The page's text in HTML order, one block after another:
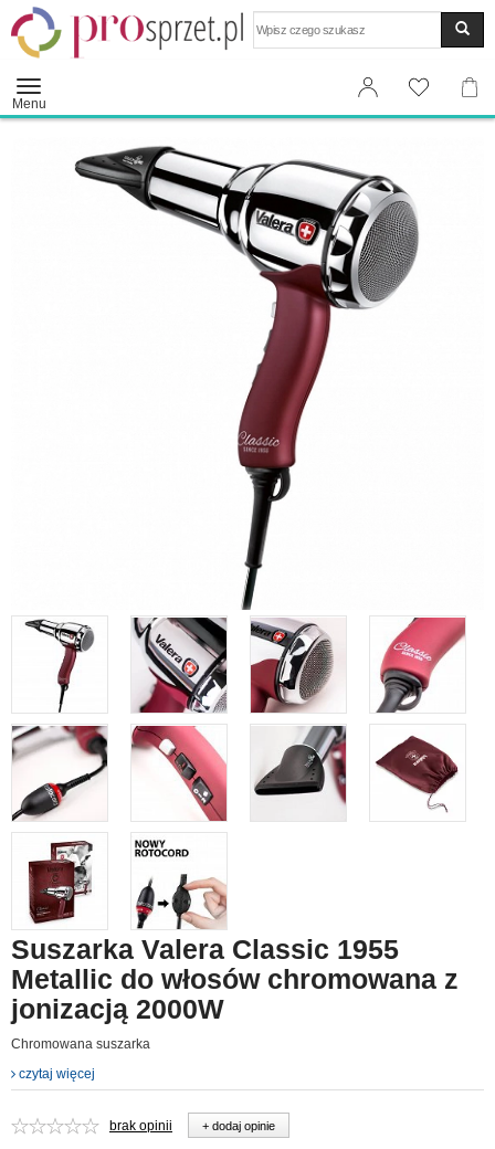
Menu
Suszarka Valera Classic 1955
Metallic do włosów chromowana z
jonizacją 2000W
Chromowana suszarka
czytaj więcej
brak opinii + dodaj opinie